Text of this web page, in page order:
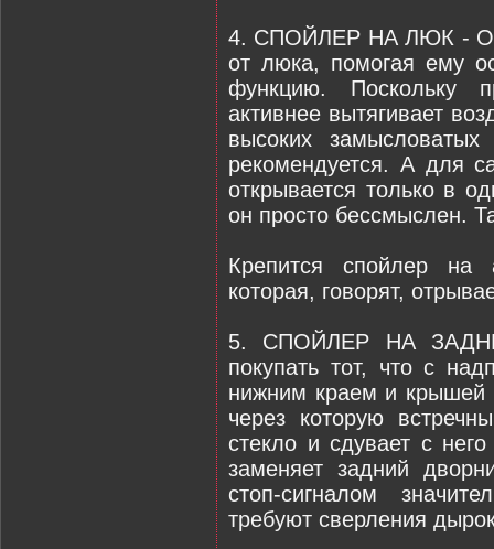
4. СПОЙЛЕР НА ЛЮК -
от люка, помогая ему
функцию. Поскольку
активнее вытягивает
высоких
рекомендуется. А для
открывается только в
он просто бессмыслен.
Крепится спойлер на
которая, говорят,
5. СПОЙЛЕР НА
покупать тот, что с
нижним краем и крышей
через которую
стекло и сдувает с
заменяет задний
стоп-сигналом
требуют сверления